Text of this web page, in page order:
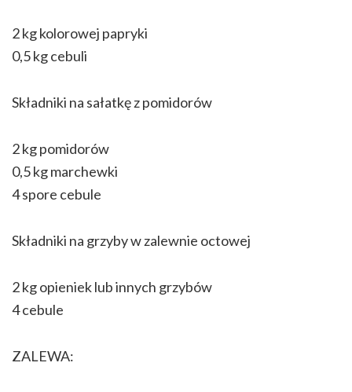
2 kg kolorowej papryki
0,5 kg cebuli
Składniki na sałatkę z pomidorów
2 kg pomidorów
0,5 kg marchewki
4 spore cebule
Składniki na grzyby w zalewnie octowej
2 kg opieniek lub innych grzybów
4 cebule
ZALEWA: